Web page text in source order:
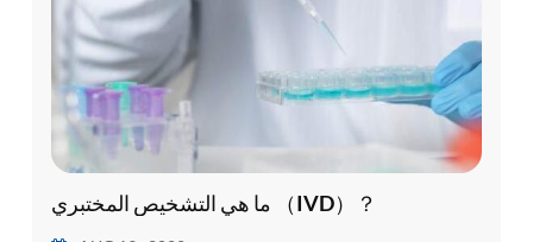
ما هي التشخيص المختبري （IVD）？